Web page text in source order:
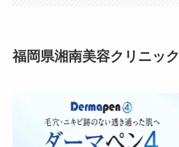
福岡県湘南美容クリニック